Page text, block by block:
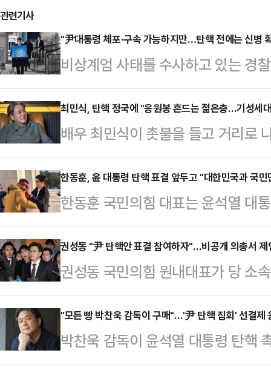
관련기사
"尹대통령 체포·구속 가능하지만…탄핵 전에는 신
비상계엄 사태를 수사하고 있는 경
하고 있다. 법조계에선 대통령실 경
수색은 막았지만 체포나 구속영장
공무집행방해죄로 체포될 수 있다
무정지가 안 된 현직 대통령에 대한
실적으로 경호를 뚫고 신병을 확보
통령이 탄핵 되기 전에는 신병을 확
이다.13일 법조계에 따…
최민식, 탄핵 정국에 "응원봉 흔드는 젊은층…기성세
배우 최민식이 촛불을 들고 거리로
하다"고 말했다.최민식은 13일 부
제25회 부산영화평론가협회상 시
되길 바라 마지않는다. 저는 한편으
바닥에 패대기 쳐진, 이런 좌절과
르는 응원봉, 탄핵봉이라고 하더라
을 보면서 너무 미안했다"라고 말
상을 수상해 무대에 올…
한동훈, 윤 대통령 탄핵 표결 앞두고 "대한민국과 국
한동훈 국민의힘 대표는 윤석열 대
고 "오늘은 우리 모두 대한민국과
기존 탄핵 찬성 입장을 다시 한번
전 국회 출근길에 기자들이 오후 이
은 우리 국민과 의원들에게 이미 분
서 한 대표는 지난 12일 국회에서
의 직무 집행 정지를 시키는 것이
로 탄핵에 찬…
권성동 "尹 탄핵안 표결 참여하자"…비공개 의총서 제
권성동 국민의힘 원내대표가 당 소
령의 탄핵소추안 표결 참여를 제안
면, 권 원내대표는 이날 오전 국회
원들로부터 표결에 참여하자는 이
에 참여하는 것이 어떻겠느냐는 것
"모든 빵 박찬욱 감독이 구매"…'尹 탄핵 집회' 선결제
박찬욱 감독이 윤석열 대통령 탄핵
다.14일 서울 영등포구 한 빵집의